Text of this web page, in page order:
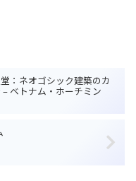
：ネオゴシック建築のカ
– ベトナム・ホーチミン